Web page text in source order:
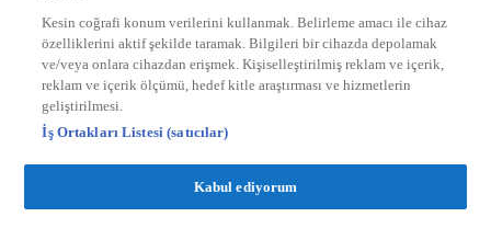
Kesin coğrafi konum verilerini kullanmak. Belirleme amacı ile cihaz
özelliklerini aktif şekilde taramak. Bilgileri bir cihazda depolamak
ve/veya onlara cihazdan erişmek. Kişiselleştirilmiş reklam ve içerik,
reklam ve içerik ölçümü, hedef kitle araştırması ve hizmetlerin
geliştirilmesi.
İş Ortakları Listesi (satıcılar)
Kabul ediyorum